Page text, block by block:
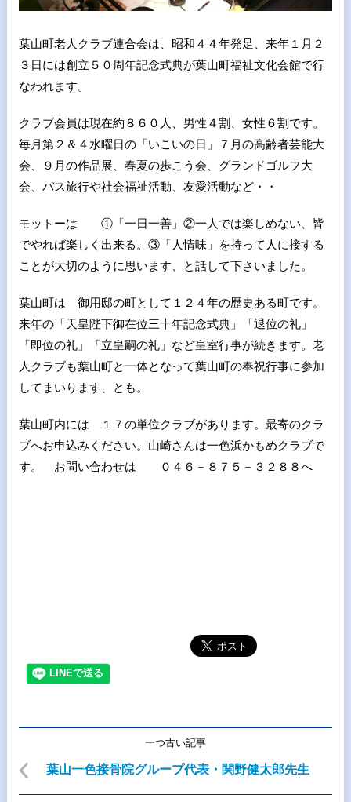
葉山町老人クラブ連合会は、昭和４４年発足、来年１月２
３日には創立５０周年記念式典が葉山町福祉文化会館で行
なわれます。
クラブ会員は現在約８６０人、男性４割、女性６割です。
毎月第２＆４水曜日の「いこいの日」７月の高齢者芸能大
会、９月の作品展、春夏の歩こう会、グランドゴルフ大
会、バス旅行や社会福祉活動、友愛活動など・・
モットーは ①「一日一善」②一人では楽しめない、皆
でやれば楽しく出来る。③「人情味」を持って人に接する
ことが大切のように思います、と話して下さいました。
葉山町は 御用邸の町として１２４年の歴史ある町です。
来年の「天皇陛下御在位三十年記念式典」「退位の礼」
「即位の礼」「立皇嗣の礼」など皇室行事が続きます。老
人クラブも葉山町と一体となって葉山町の奉祝行事に参加
してまいります、とも。
葉山町内には １７の単位クラブがあります。最寄のクラ
ブへお申込みください。山崎さんは一色浜かもめクラブで
す。 お問い合わせは ０４６－８７５－３２８８へ
一つ古い記事
葉山一色接骨院グループ代表・関野健太郎先生